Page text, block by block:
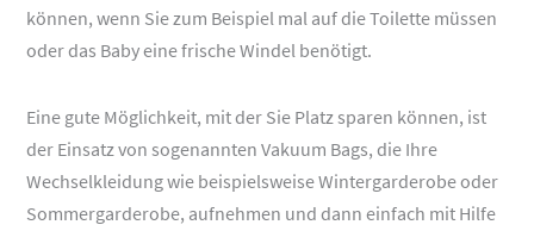
können, wenn Sie zum Beispiel mal auf die Toilette müssen
oder das Baby eine frische Windel benötigt.
Eine gute Möglichkeit, mit der Sie Platz sparen können, ist
der Einsatz von sogenannten Vakuum Bags, die Ihre
Wechselkleidung wie beispielsweise Wintergarderobe oder
Sommergarderobe, aufnehmen und dann einfach mit Hilfe